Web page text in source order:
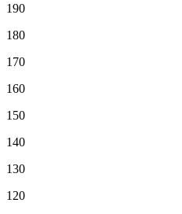
190
180
170
160
150
140
130
120